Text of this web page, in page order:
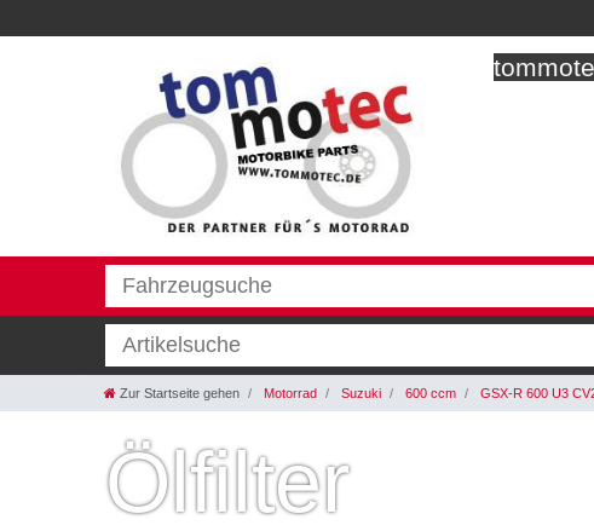
Zur Startseite gehen Motorrad Suzuki 600 ccm GSX-R 600 U3
Ölfilter